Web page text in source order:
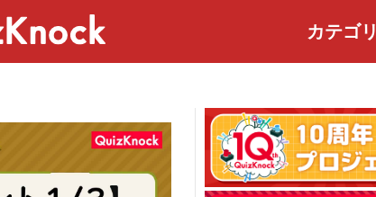
カテゴリ